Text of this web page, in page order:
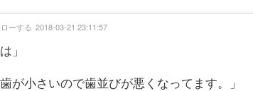
」
歯が小さいので歯並びが悪くなってます。」
ーする 2018-03-21 23:11:57